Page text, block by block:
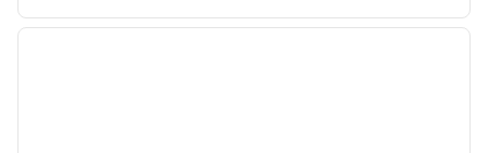
1 z 12
další